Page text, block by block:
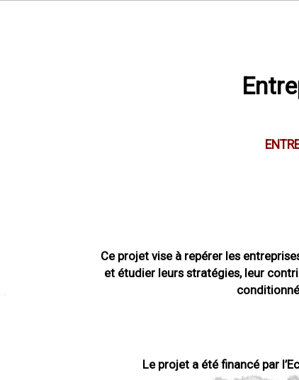
Ce projet vise à repérer les
et étudier leurs stratégies, leur
Le projet a été financé par